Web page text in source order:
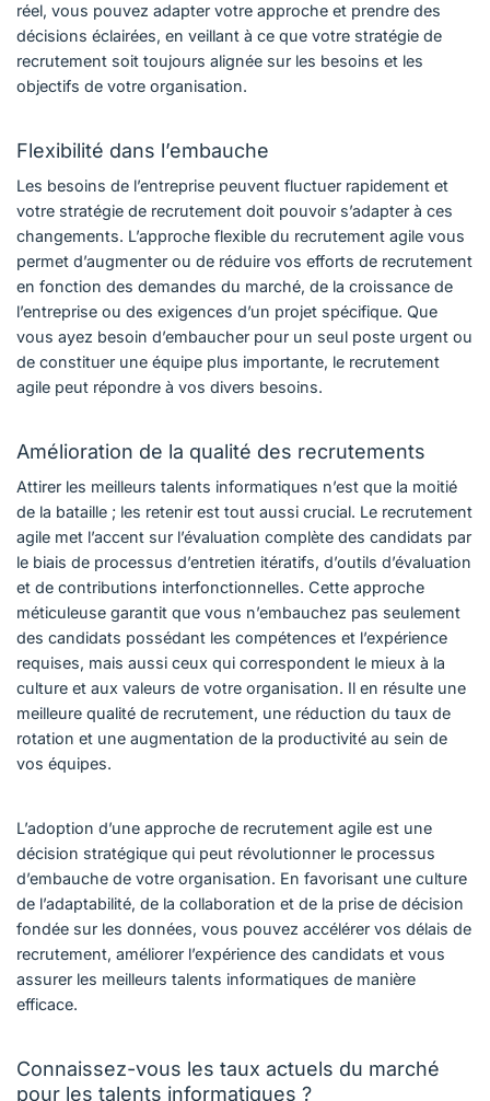
réel, vous pouvez adapter votre approche et prendre des
décisions éclairées, en veillant à ce que votre stratégie de
recrutement soit toujours alignée sur les besoins et les
objectifs de votre organisation.
Flexibilité dans l’embauche
Les besoins de l’entreprise peuvent fluctuer rapidement et
votre stratégie de recrutement doit pouvoir s’adapter à ces
changements. L’approche flexible du recrutement agile vous
permet d’augmenter ou de réduire vos efforts de recrutement
en fonction des demandes du marché, de la croissance de
l’entreprise ou des exigences d’un projet spécifique. Que
vous ayez besoin d’embaucher pour un seul poste urgent ou
de constituer une équipe plus importante, le recrutement
agile peut répondre à vos divers besoins.
Amélioration de la qualité des recrutements
Attirer les meilleurs talents informatiques n’est que la moitié
de la bataille ; les retenir est tout aussi crucial. Le recrutement
agile met l’accent sur l’évaluation complète des candidats par
le biais de processus d’entretien itératifs, d’outils d’évaluation
et de contributions interfonctionnelles. Cette approche
méticuleuse garantit que vous n’embauchez pas seulement
des candidats possédant les compétences et l’expérience
requises, mais aussi ceux qui correspondent le mieux à la
culture et aux valeurs de votre organisation. Il en résulte une
meilleure qualité de recrutement, une réduction du taux de
rotation et une augmentation de la productivité au sein de
vos équipes.
L’adoption d’une approche de recrutement agile est une
décision stratégique qui peut révolutionner le processus
d’embauche de votre organisation. En favorisant une culture
de l’adaptabilité, de la collaboration et de la prise de décision
fondée sur les données, vous pouvez accélérer vos délais de
recrutement, améliorer l’expérience des candidats et vous
assurer les meilleurs talents informatiques de manière
efficace.
Connaissez-vous les taux actuels du marché
pour les talents informatiques ?